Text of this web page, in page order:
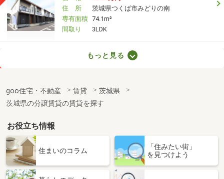
住 所
茨城県つくば市みどりの南
専有面積 74.1m²
間取り
3LDK
専有面積
30.03m²
間取り
ワンルーム
茨城県古河市東２
価 格
7.50万円
茨城県古河市東２
専有面積 40.27m²
もっと見る
goo住宅・不動産 賃貸
茨城県
茨城県の分譲賃貸の賃貸を探す
お役立ち情報
住まいのコラム
「住みたい街」
を見つけよう